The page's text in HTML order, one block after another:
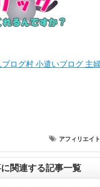
アフィリエイト
関連する記事一覧